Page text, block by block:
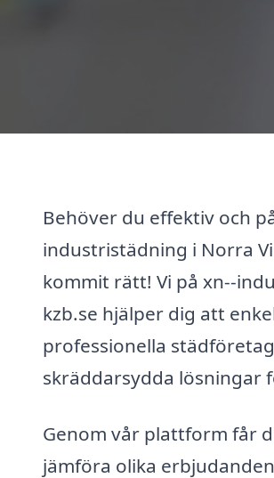
Behöver du effektiv och
industristädning i Norra
kommit rätt! Vi på xn--
kzb.se hjälper dig att
professionella
skräddarsydda lösningar
Genom vår plattform får
jämföra olika